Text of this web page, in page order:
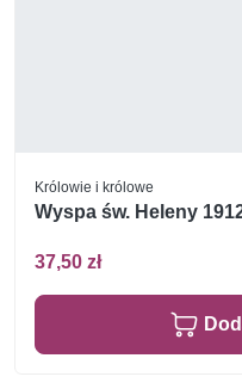
Królowie i królowe
Wyspa św. Heleny
37,50 zł